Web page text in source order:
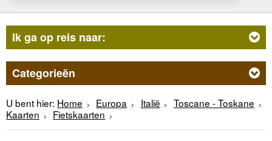
Ik ga op reis naar:
Categorieën
U bent hier: Home Europa Italië
Toscane - Toskane
Kaarten
Fietskaarten